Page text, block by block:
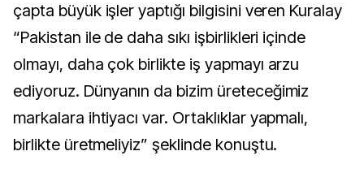
çapta büyük işler yaptığı bilgisini veren Kuralay
“Pakistan ile de daha sıkı işbirlikleri içinde
olmayı, daha çok birlikte iş yapmayı arzu
ediyoruz. Dünyanın da bizim üreteceğimiz
markalara ihtiyacı var. Ortaklıklar yapmalı,
birlikte üretmeliyiz” şeklinde konuştu.